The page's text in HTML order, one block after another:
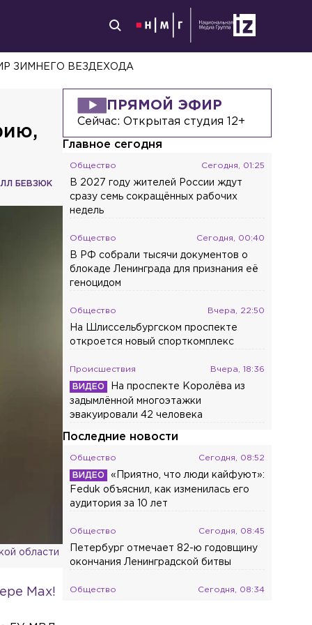
ЗИМНЕГО ВЕЗДЕХОДА
БЕВЗЮК
области
Max!
ПРЯМОЙ ЭФИР
Сейчас:Открытая студия 12+
Главное сегодня
Общество Сегодня, 01:25
В 2027 году жителей России ждут
сразу семь сокращённых рабочих
недель
Общество Сегодня, 00:40
В РФ собрали тысячи документов о
блокаде Ленинграда для признания её
геноцидом
Общество Вчера, 22:50
На Шлиссельбургском проспекте
откроется новый спорткомплекс
Происшествия Вчера, 18:36
На проспекте Королёва из
задымлённой многоэтажки
эвакуировали 42 человека
Последние новости
Общество Сегодня, 08:52
«Приятно, что люди кайфуют»:
Feduk объяснил, как изменилась его
аудитория за 10 лет
Общество Сегодня, 08:45
Петербург отмечает 82-ю годовщину
окончания Ленинградской битвы
Общество Сегодня, 08:34